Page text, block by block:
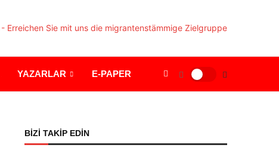
YAZARLAR E-PAPER
BİZİ TAKİP EDİN